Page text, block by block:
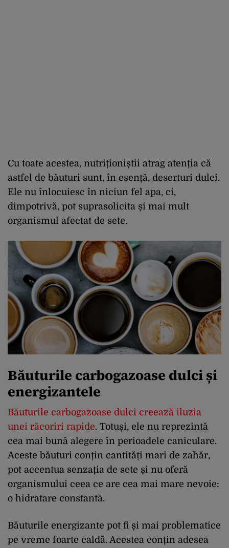
Cu toate acestea, nutriționiștii atrag atenția că
astfel de băuturi sunt, în esență, deserturi dulci.
Ele nu înlocuiesc în niciun fel apa, ci,
dimpotrivă, pot suprasolicita și mai mult
organismul afectat de sete.
Băuturile carbogazoase dulci și
energizantele
Băuturile carbogazoase dulci creează iluzia
unei răcoriri rapide. Totuși, ele nu reprezintă
cea mai bună alegere în perioadele caniculare.
Aceste băuturi conțin cantități mari de zahăr,
pot accentua senzația de sete și nu oferă
organismului ceea ce are cea mai mare nevoie:
o hidratare constantă.
Băuturile energizante pot fi și mai problematice
pe vreme foarte caldă. Acestea conțin adesea